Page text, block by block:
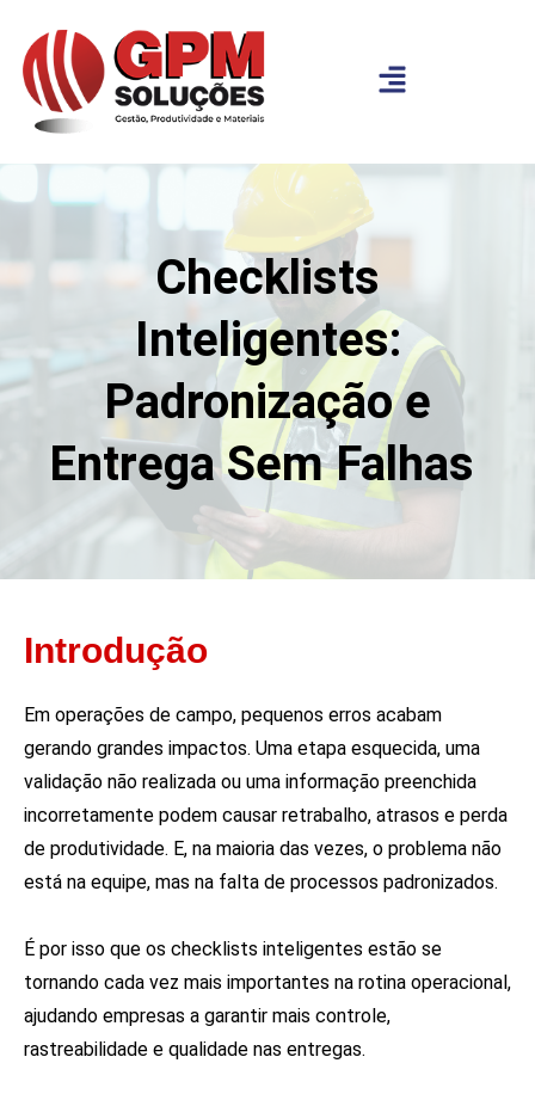
Checklists
Inteligentes:
Padronização e
Entrega Sem Falhas
Introdução
Em operações de campo, pequenos erros acabam
gerando grandes impactos. Uma etapa esquecida, uma
validação não realizada ou uma informação preenchida
incorretamente podem causar retrabalho, atrasos e perda
de produtividade. E, na maioria das vezes, o problema não
está na equipe, mas na falta de processos padronizados.
É por isso que os checklists inteligentes estão se
tornando cada vez mais importantes na rotina operacional,
ajudando empresas a garantir mais controle,
rastreabilidade e qualidade nas entregas.